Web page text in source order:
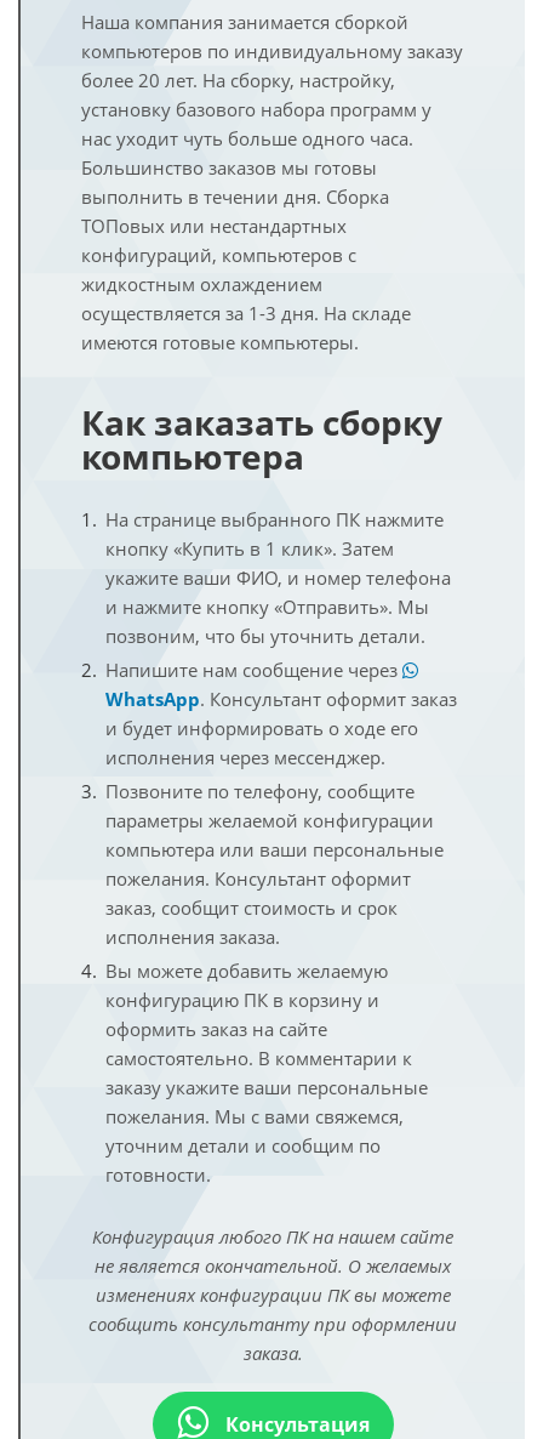
Наша компания занимается сборкой
компьютеров по индивидуальному заказу
более 20 лет. На сборку, настройку,
установку базового набора программ у
нас уходит чуть больше одного часа.
Большинство заказов мы готовы
выполнить в течении дня. Сборка
ТОПовых или нестандартных
конфигураций, компьютеров с
жидкостным охлаждением
осуществляется за 1-3 дня. На складе
имеются готовые компьютеры.
Как заказать сборку
компьютера
На странице выбранного ПК нажмите
кнопку «Купить в 1 клик». Затем
укажите ваши ФИО, и номер телефона
и нажмите кнопку «Отправить». Мы
позвоним, что бы уточнить детали.
Напишите нам сообщение через
WhatsApp. Консультант оформит заказ
и будет информировать о ходе его
исполнения через мессенджер.
Позвоните по телефону, сообщите
параметры желаемой конфигурации
компьютера или ваши персональные
пожелания. Консультант оформит
заказ, сообщит стоимость и срок
исполнения заказа.
Вы можете добавить желаемую
конфигурацию ПК в корзину и
оформить заказ на сайте
самостоятельно. В комментарии к
заказу укажите ваши персональные
пожелания. Мы с вами свяжемся,
уточним детали и сообщим по
готовности.
Конфигурация любого ПК на нашем сайте
не является окончательной. О желаемых
изменениях конфигурации ПК вы можете
сообщить консультанту при оформлении
заказа.
Консультация